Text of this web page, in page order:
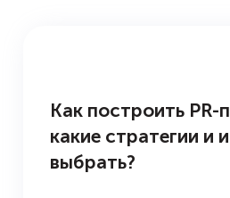
Как построить PR-
какие стратегии и
выбрать?